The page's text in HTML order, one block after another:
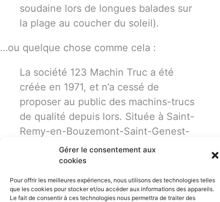
Gérer le consentement aux
cookies
Pour offrir les meilleures expériences, nous utilisons des technologies telles
que les cookies pour stocker et/ou accéder aux informations des appareils.
Le fait de consentir à ces technologies nous permettra de traiter des
soudaine lors de longues balades sur
la plage au coucher du soleil).
…ou quelque chose comme cela :
La société 123 Machin Truc a été
créée en 1971, et n’a cessé de
proposer au public des machins-trucs
de qualité depuis lors. Située à Saint-
Remy-en-Bouzemont-Saint-Genest-
et-Isson, 123 Machin Truc emploie 2
000 personnes, et fabrique toutes
sortes de bidules supers pour la
communauté bouzemontoise.